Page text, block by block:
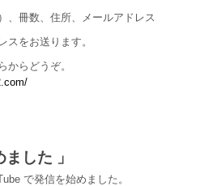
、冊数、住所、メールアドレス
スをお送ります。
からどうぞ。
した 」
で発信を始めました。